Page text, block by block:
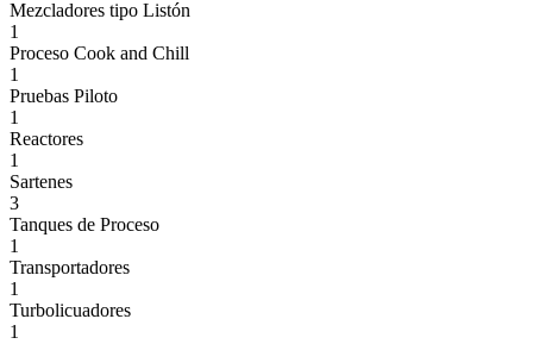
Mezcladores tipo Listón
1
Proceso Cook and Chill
1
Pruebas Piloto
1
Reactores
1
Sartenes
3
Tanques de Proceso
1
Transportadores
1
Turbolicuadores
1